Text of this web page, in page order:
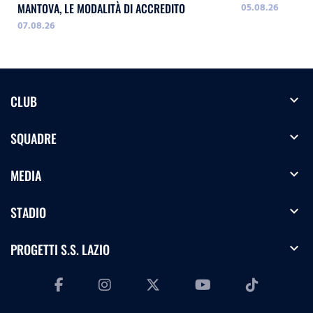
MANTOVA, LE MODALITÀ DI ACCREDITO
07.08.26
05.08.26
CLUB expand_more
SQUADRE expand_more
MEDIA expand_more
STADIO expand_more
PROGETTI S.S. LAZIO expand_more